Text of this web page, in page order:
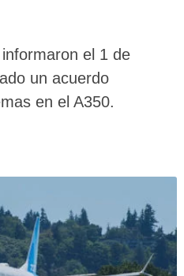
el 1 de
un acuerdo
en el A350.